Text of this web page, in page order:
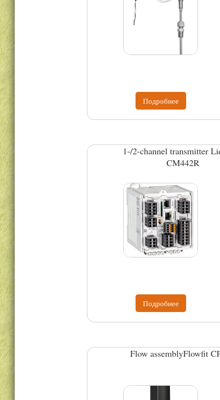
Подробнее
1-/2-channel transmitter
CM442R
Подробнее
Flow assemblyFlowfit